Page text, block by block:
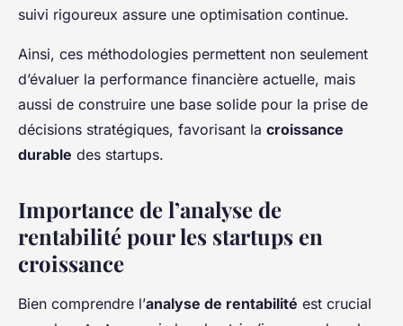
suivi rigoureux assure une optimisation continue.
Ainsi, ces méthodologies permettent non seulement
d’évaluer la performance financière actuelle, mais
aussi de construire une base solide pour la prise de
décisions stratégiques, favorisant la croissance
durable des startups.
Importance de l’analyse de
rentabilité pour les startups en
croissance
Bien comprendre l’analyse de rentabilité est crucial